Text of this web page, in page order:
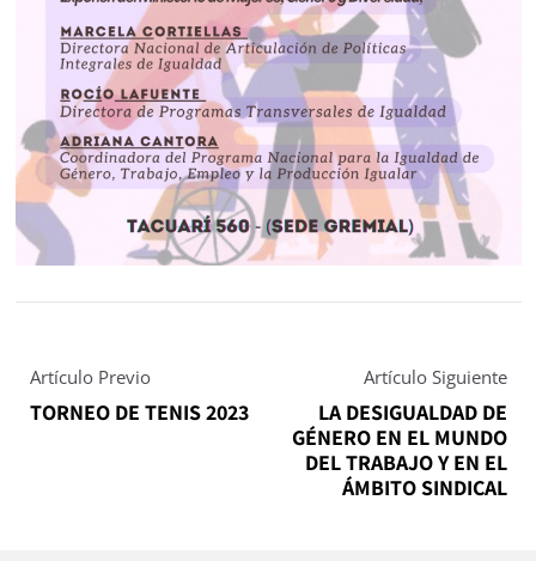
Artículo Previo
TORNEO DE TENIS 2023
Artículo Siguiente
LA DESIGUALDAD DE
GÉNERO EN EL MUNDO
DEL TRABAJO Y EN EL
ÁMBITO SINDICAL